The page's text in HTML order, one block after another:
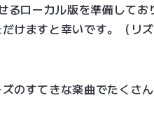
ローカル版を準備してお
けますと幸いです。（リ
のすてきな楽曲でたくさ